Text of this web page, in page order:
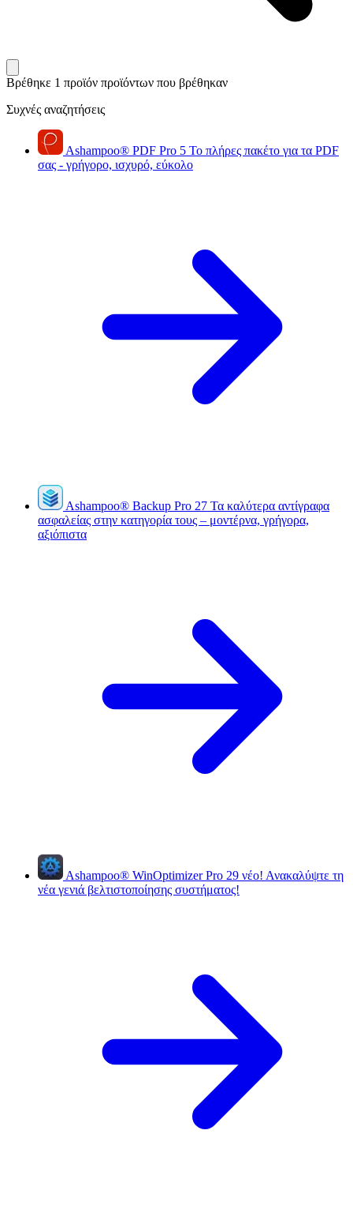
Βρέθηκε 1 προϊόν προϊόντων που βρέθηκαν
Συχνές αναζητήσεις
Ashampoo® PDF Pro 5 Το πλήρες πακέτο για τα PDF
σας - γρήγορο, ισχυρό, εύκολο
Ashampoo® Backup Pro 27 Τα καλύτερα αντίγραφα
ασφαλείας στην κατηγορία τους – μοντέρνα, γρήγορα,
αξιόπιστα
Ashampoo® WinOptimizer Pro 29 νέο! Ανακαλύψτε τη
νέα γενιά βελτιστοποίησης συστήματος!